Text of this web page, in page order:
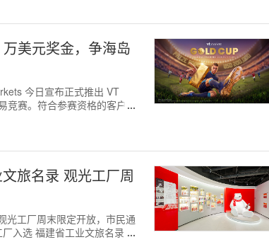
美元奖金，争海岛
今日宣布正式推出 VT
竞赛。符合参赛资格的客户
旅名录 观光工厂周
光工厂周末限定开放，市民通
入选 福建省工业文旅名录，